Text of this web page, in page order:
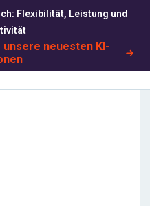
Flexibilität, Leistung und
neuesten KI-